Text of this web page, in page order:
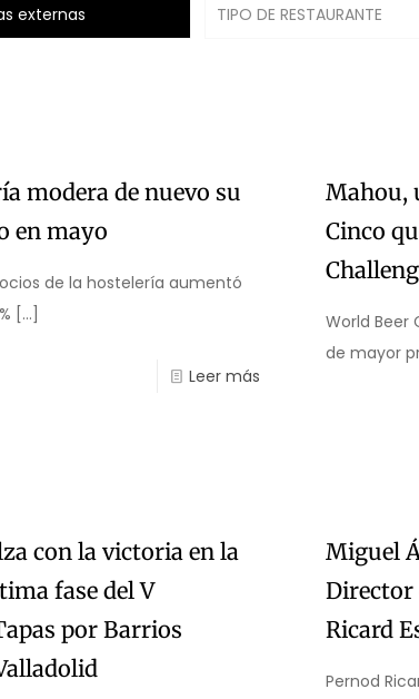
externas TIPO DE RESTAURANTE
modera de nuevo su
en mayo
de la hostelería aumentó
[…]
Leer más
Mahou,
Cinco
World Beer
de mayor
con la victoria en la
fase del V
por Barrios
Miguel
Director
Ricard
Pernod